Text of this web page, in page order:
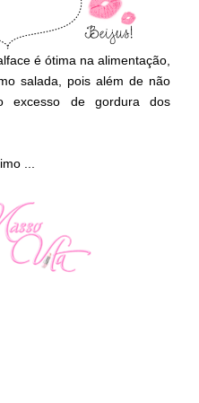
é ótima na alimentação,
salada, pois além de não
excesso de gordura dos
...